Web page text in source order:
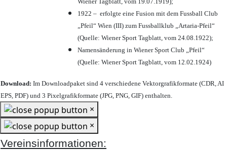
1922 – erfolgte eine Fusion mit dem Fussball Club
„Pfeil“ Wien (III) zum Fussballklub „Artaria-Pfeil“
(Quelle: Wiener Sport Tagblatt, vom 24.08.1922);
Namensänderung in Wiener Sport Club „Pfeil“
(Quelle: Wiener Sport Tagblatt, vom 12.02.1924)
Download: Im Downloadpaket sind 4 verschiedene Vektorgrafikformate (CDR, AI
EPS, PDF) und 3 Pixelgrafikformate (JPG, PNG, GIF) enthalten.
×
×
Vereinsinformationen: